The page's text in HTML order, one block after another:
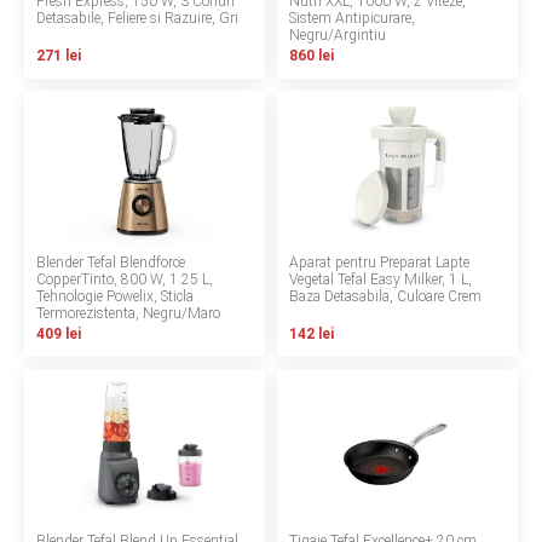
Contact
Copyright 2026 BabyMatters
Detasabile, Feliere si Razuire, Gri
271 lei
Sistem Antipicurare,
Negru/Argintiu
860 lei
Blender Tefal Blendforce
CopperTinto, 800 W, 1.25 L,
Tehnologie Powelix, Sticla
Termorezistenta, Negru/Maro
409 lei
Aparat pentru Preparat Lapte
Vegetal Tefal Easy Milker, 1 L,
Baza Detasabila, Culoare Crem
142 lei